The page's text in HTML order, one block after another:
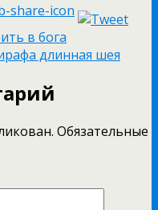
в бога
длинная шея
Обязательные